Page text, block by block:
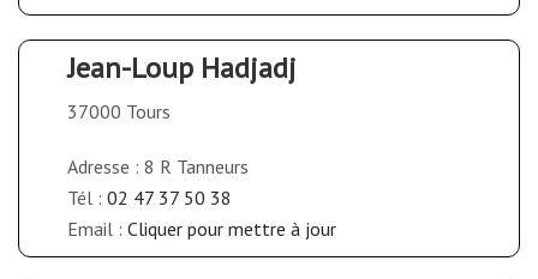
Jean-Loup Hadjadj
37000 Tours
Adresse : 8 R Tanneurs
Tél : 02 47 37 50 38
Email : Cliquer pour mettre à jour